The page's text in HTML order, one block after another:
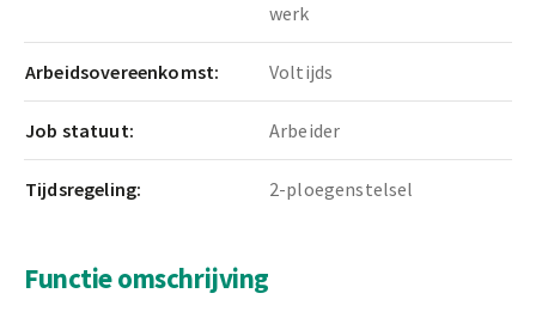
werk
Arbeidsovereenkomst: Voltijds
Job statuut: Arbeider
Tijdsregeling: 2-ploegenstelsel
Functie omschrijving